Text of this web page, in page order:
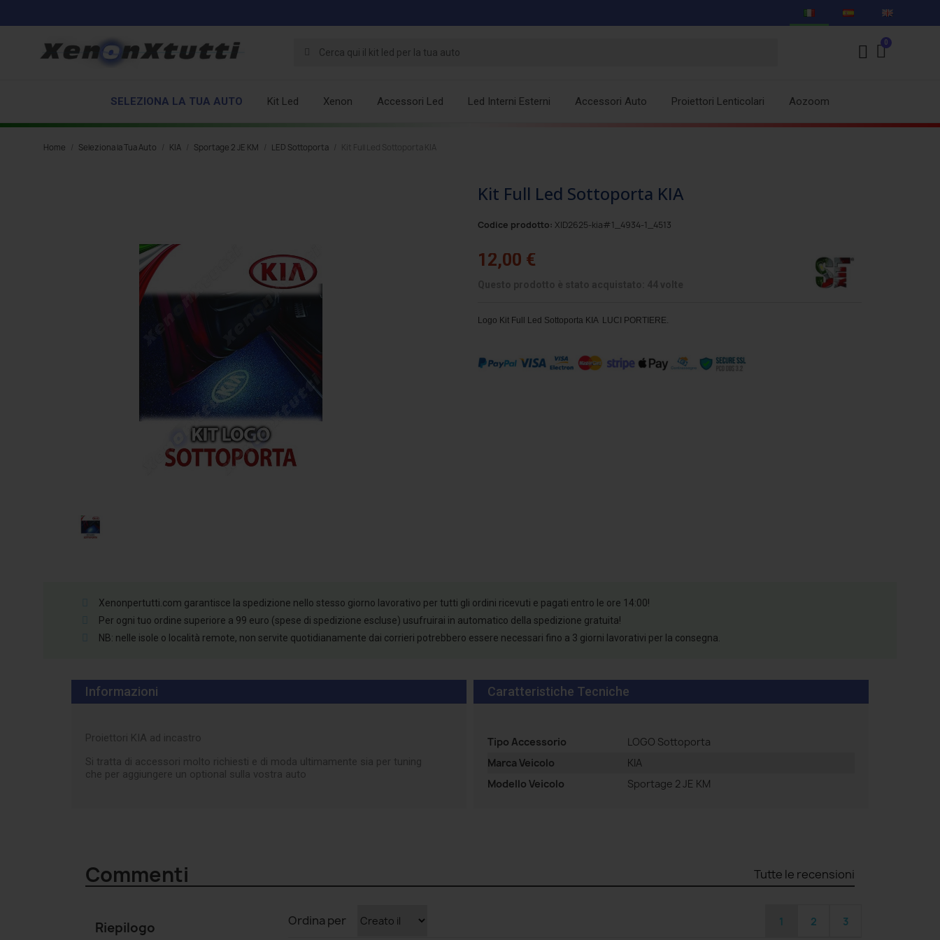
SELEZIONA LA TUA AUTO Kit Led Xenon Accessori Led Led Interni Esterni Accessori Auto Proiettori Lenticolari Aozoom
Home Seleziona la Tua Auto KIA Sportage 2 JE KM LED Sottoporta Kit Full Led Sottoporta KIA
Kit Full Led Sottoporta KIA
Codice prodotto: XID2625-kia#1_4934-1_4513
12,00 €
Logo Kit Full Led Sottoporta KIA LUCI PORTIERE.
Xenonpertutti.com garantisce la spedizione nello stesso giorno lavorativo per tutti gli ordini ricevuti e pagati entro le ore 14:00!
Per ogni tuo ordine superiore a 99 euro (spese di spedizione escluse) usufruirai in automatico della spedizione gratuita!
NB: nelle isole o località remote, non servite quotidianamente dai corrieri potrebbero essere necessari fino a 3 giorni lavorativi per la consegna.
Informazioni
Proiettori KIA ad incastro
Si tratta di accessori molto richiesti e di moda ultimamente sia per tuning
che per aggiungere un optional sulla vostra auto
Caratteristiche Tecniche
Tipo Accessorio
LOGO Sottoporta
Marca Veicolo
KIA
Modello Veicolo
Sportage 2 JE KM
Commenti Tutte le recensioni
Riepilogo Ordina per 1 2 3